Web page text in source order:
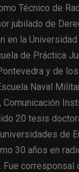
Técnico de
jubilado de
en la
de Práctica
y de
Naval
20 tesis
de
30 años en
Fue corresponsal